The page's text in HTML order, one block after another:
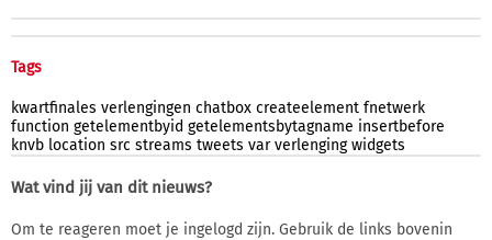
Tags
kwartfinales verlengingen chatbox createelement fnetwerk
function getelementbyid getelementsbytagname insertbefore
knvb location src streams tweets var verlenging widgets
Wat vind jij van dit nieuws?
Om te reageren moet je ingelogd zijn. Gebruik de links bovenin